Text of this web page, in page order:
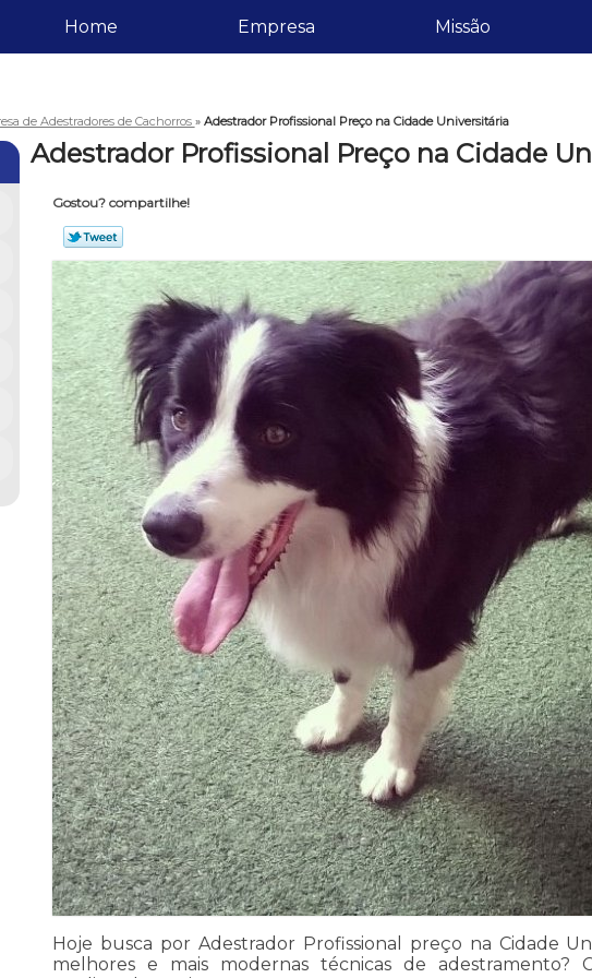
Home Empresa Missão
de Adestradores de Cachorros » Adestrador Profissional Preço na Cidade Universitária
Adestrador Profissional Preço na Cidade
Gostou? compartilhe!
Hoje busca por Adestrador Profissional preço na Cidade
melhores e mais modernas técnicas de adestramento?